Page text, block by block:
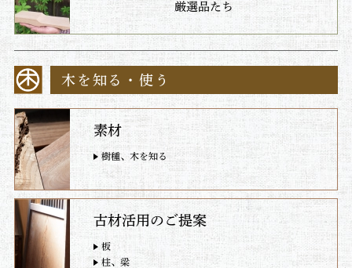
厳選品たち
木を知る・使う
素材
樹種、木を知る
古材活用のご提案
板
柱、梁